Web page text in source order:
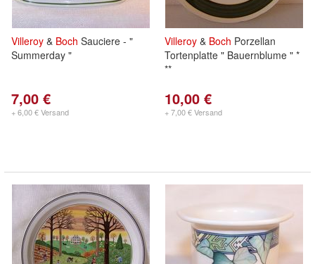
Villeroy & Boch Sauciere - "
Summerday "
7,00 €
+ 6,00 € Versand
Villeroy & Boch Porzellan
Tortenplatte " Bauernblume " *
**
10,00 €
+ 7,00 € Versand